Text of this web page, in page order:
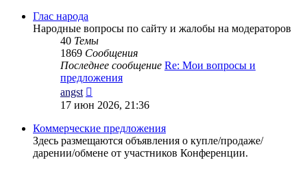
Глас народа
Народные вопросы по сайту и жалобы на модераторов
40 Темы
1869 Сообщения
Последнее сообщение Re: Мои вопросы и
предложения
angst
к
сообщению
17 июн 2026, 21:36
Коммерческие предложения
Здесь размещаются объявления о купле/продаже/
дарении/обмене от участников Конференции.